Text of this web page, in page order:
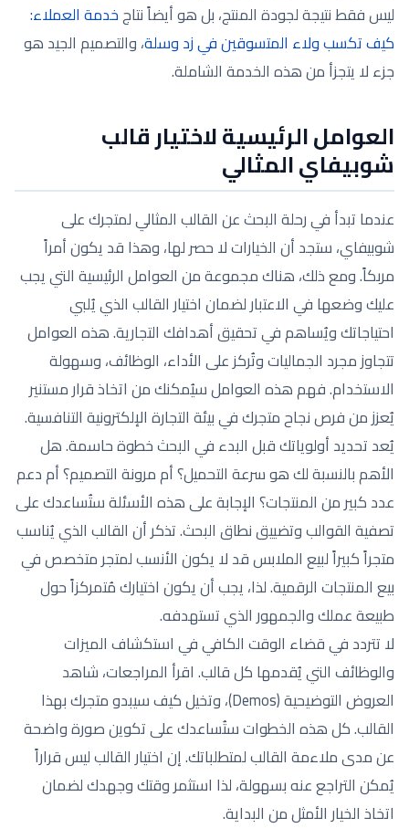
ليس فقط نتيجة لجودة المنتج، بل هو أيضاً نتاجخدمة العملاء:
كيف تكسب ولاء المتسوقين في زد وسلة، والتصميم الجيد هو
جزء لا يتجزأ من هذه الخدمة الشاملة.
العوامل الرئيسية لاختيار قالب
شوبيفاي المثالي
عندما تبدأ في رحلة البحث عن القالب المثالي لمتجرك على
شوبيفاي، ستجد أن الخيارات لا حصر لها، وهذا قد يكون أمراً
مربكاً. ومع ذلك، هناك مجموعة من العوامل الرئيسية التي يجب
عليك وضعها في الاعتبار لضمان اختيار القالب الذي يُلبي
احتياجاتك ويُساهم في تحقيق أهدافك التجارية. هذه العوامل
تتجاوز مجرد الجماليات وتُركز على الأداء، الوظائف، وسهولة
الاستخدام. فهم هذه العوامل سيُمكنك من اتخاذ قرار مستنير
يُعزز من فرص نجاح متجرك في بيئة التجارة الإلكترونية التنافسية.
يُعد تحديد أولوياتك قبل البدء في البحث خطوة حاسمة. هل
الأهم بالنسبة لك هو سرعة التحميل؟ أم مرونة التصميم؟ أم دعم
عدد كبير من المنتجات؟ الإجابة على هذه الأسئلة ستُساعدك على
تصفية القوالب وتضييق نطاق البحث. تذكر أن القالب الذي يُناسب
متجراً كبيراً لبيع الملابس قد لا يكون الأنسب لمتجر متخصص في
بيع المنتجات الرقمية. لذا، يجب أن يكون اختيارك مُتمركزاً حول
طبيعة عملك والجمهور الذي تستهدفه.
لا تتردد في قضاء الوقت الكافي في استكشاف الميزات
والوظائف التي يُقدمها كل قالب. اقرأ المراجعات، شاهد
العروض التوضيحية (Demos)، وتخيل كيف سيبدو متجرك بهذا
القالب. كل هذه الخطوات ستُساعدك على تكوين صورة واضحة
عن مدى ملاءمة القالب لمتطلباتك. إن اختيار القالب ليس قراراً
يُمكن التراجع عنه بسهولة، لذا استثمر وقتك وجهدك لضمان
اتخاذ الخيار الأمثل من البداية.